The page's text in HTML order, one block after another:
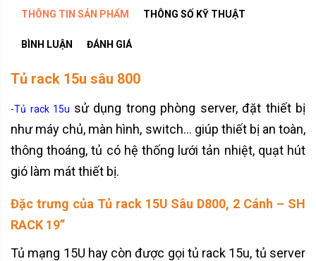
THÔNG TIN SẢN PHẨM THÔNG SỐ KỸ THUẬT
BÌNH LUẬN ĐÁNH GIÁ
Tủ rack 15u sâu 800
-Tủ rack 15u sử dụng trong phòng server, đặt thiết bị
như máy chủ, màn hình, switch… giúp thiết bị an toàn,
thông thoáng, tủ có hệ thống lưới tản nhiệt, quạt hút
gió làm mát thiết bị.
Đặc trưng của Tủ rack 15U Sâu D800, 2 Cánh – SH
RACK 19’’
Tủ mạng 15U hay còn được gọi tủ rack 15u, tủ server